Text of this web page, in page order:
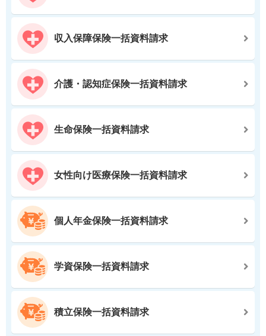
収入保障保険一括資料請求
介護・認知症保険一括資料請求
生命保険一括資料請求
女性向け医療保険一括資料請求
個人年金保険一括資料請求
学資保険一括資料請求
積立保険一括資料請求